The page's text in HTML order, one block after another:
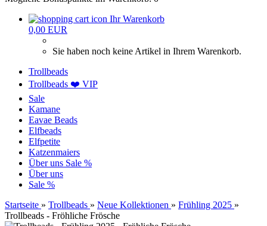
Ihr Warenkorb
0,00 EUR
Sie haben noch keine Artikel in Ihrem Warenkorb.
Trollbeads
Trollbeads ❤️ VIP
Sale
Kamane
Eavae Beads
Elfbeads
Elfpetite
Katzenmaiers
Über uns Sale %
Über uns
Sale %
Startseite » Trollbeads » Neue Kollektionen » Frühling 2025 »
Trollbeads - Fröhliche Frösche